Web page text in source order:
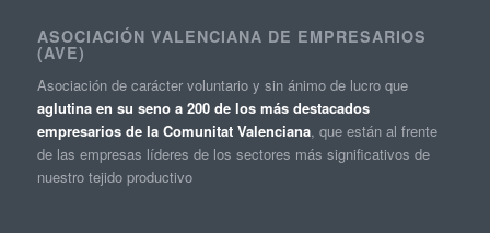
ASOCIACIÓN VALENCIANA DE EMPRESARIOS
(AVE)
Asociación de carácter voluntario y sin ánimo de lucro que
aglutina en su seno a 200 de los más destacados
empresarios de la Comunitat Valenciana, que están al frente
de las empresas líderes de los sectores más significativos de
nuestro tejido productivo